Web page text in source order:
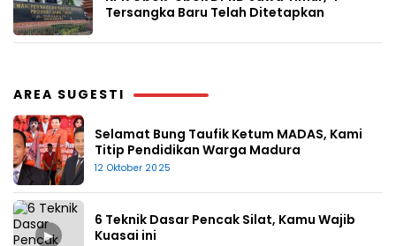
Tersangka Baru Telah Ditetapkan
AREA SUGESTI
Selamat Bung Taufik Ketum MADAS, Kami
Titip Pendidikan Warga Madura
12 Oktober 2025
▶
6 Teknik Dasar Pencak Silat, Kamu Wajib
Kuasai ini